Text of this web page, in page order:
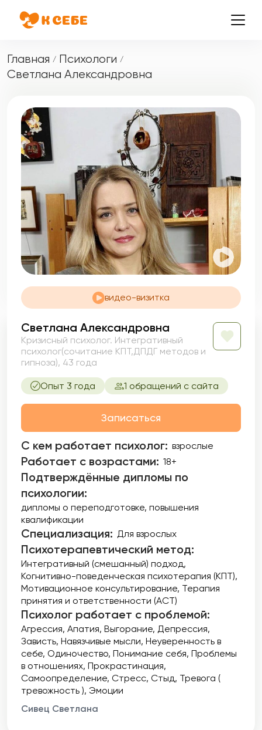
Главная / Психологи /
Светлана Александровна
видео-визитка
Светлана Александровна
Кризисный психолог. Интегративный
психолог(сочитание КПТ,ДПДГ методов и
гипноза), 43 года
Опыт 3 года 1 обращений с сайта
Записаться
С кем работает психолог: взрослые
Работает с возрастами: 18+
Подтверждённые дипломы по
психологии:
дипломы о переподготовке повышения
квалификации
Специализация: Для взрослых
Психотерапевтический метод:
Интегративный (смешанный) подход
Когнитивно-поведенческая психотерапия (КПТ)
Мотивационное консультирование Терапия
принятия и ответственности (ACT)
Психолог работает с проблемой:
Агрессия Апатия Выгорание Депрессия
Зависть Навязчивые мысли Неуверенность в
себе Одиночество Понимание себя Проблемы
в отношениях Прокрастинация
Самоопределение Стресс Стыд Тревога (
тревожность ) Эмоции
Сивец Светлана